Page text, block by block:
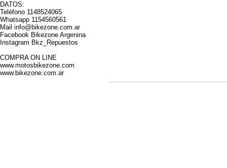
DATOS:
Teléfono 1148524065
Whatsapp 1154560561
Mail info@bikezone.com.ar
Facebook Bikezone Argenina
Instagram Bkz_Repuestos
COMPRA ON LINE
www.motosbikezone.com
www.bikezone.com.ar